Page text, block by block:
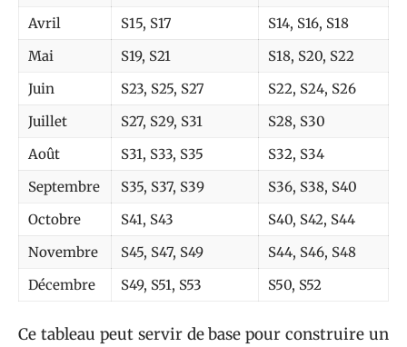
Avril
S15, S17
S14, S16, S18
Mai
S19, S21
S18, S20, S22
Juin
S23, S25, S27
S22, S24, S26
Juillet
S27, S29, S31
S28, S30
Août
S31, S33, S35
S32, S34
Septembre
S35, S37, S39
S36, S38, S40
Octobre
S41, S43
S40, S42, S44
Novembre
S45, S47, S49
S44, S46, S48
Décembre
S49, S51, S53 S50, S52
Ce tableau peut servir de base pour construire un